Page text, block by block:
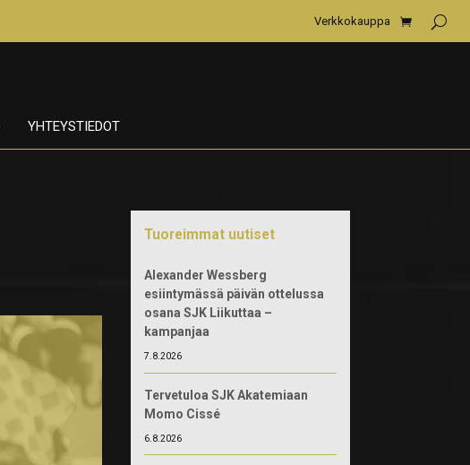
Verkkokauppa
YHTEYSTIEDOT
Tuoreimmat uutiset
Alexander Wessberg
esiintymässä päivän ottelussa
osana SJK Liikuttaa –
kampanjaa
7.8.2026
Tervetuloa SJK Akatemiaan
Momo Cissé
6.8.2026